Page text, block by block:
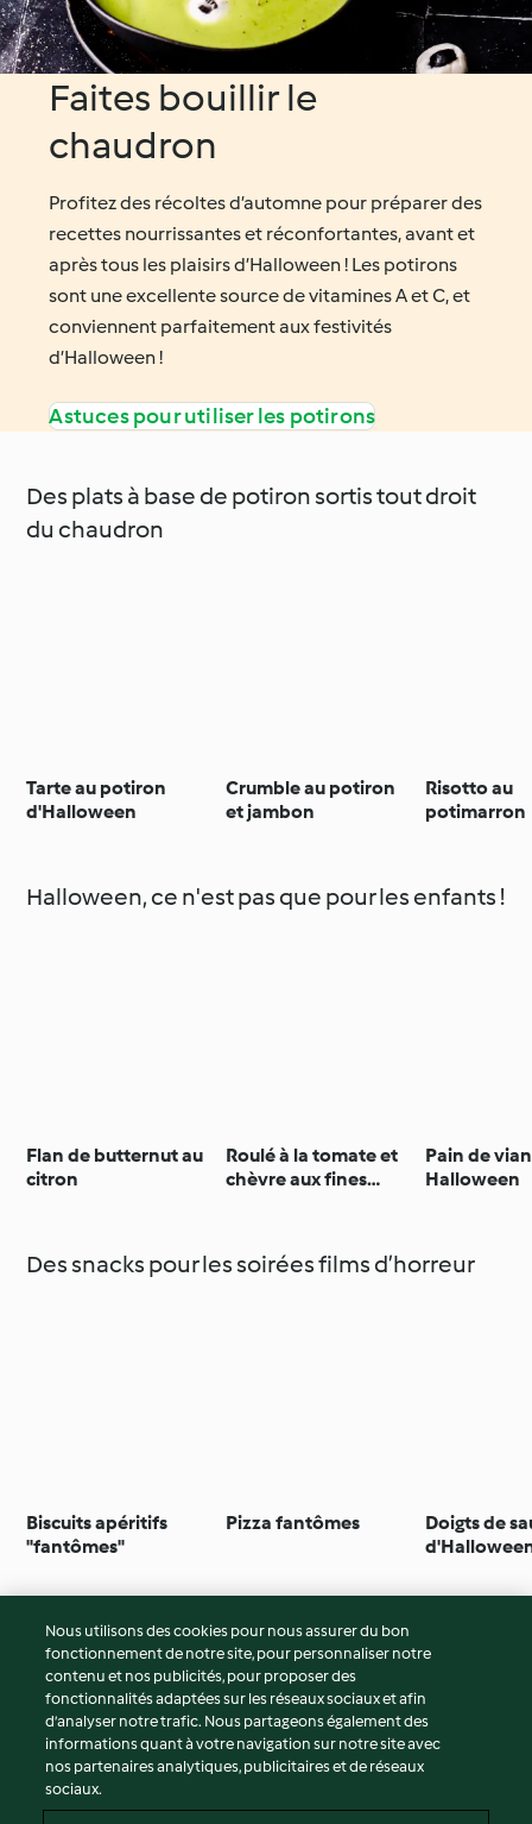
Faites bouillir le
chaudron
Profitez des récoltes d’automne pour préparer des
recettes nourrissantes et réconfortantes, avant et
après tous les plaisirs d’Halloween ! Les potirons
sont une excellente source de vitamines A et C, et
conviennent parfaitement aux festivités
d’Halloween !
Astuces pour utiliser les potirons
Des plats à base de potiron sortis tout droit
du chaudron
Tarte au potiron
d'Halloween
Crumble au potiron
et jambon
Risotto au
potimarron
Halloween, ce n'est pas que pour les enfants !
Flan de butternut au
citron
Roulé à la tomate et
chèvre aux fines
Pain de
Halloween
Des snacks pour les soirées films d’horreur
Biscuits apéritifs
"fantômes"
Pizza fantômes
Doigts de
© Copyright 2026
Conditions d'utilisation
Politique de confidentialité
Non-responsabilité
Mentions légales
Nous utilisons des cookies pour nous assurer du bon
fonctionnement de notre site, pour personnaliser notre
contenu et nos publicités, pour proposer des
fonctionnalités adaptées sur les réseaux sociaux et afin
d’analyser notre trafic. Nous partageons également des
informations quant à votre navigation sur notre site avec
nos partenaires analytiques, publicitaires et de réseaux
sociaux.